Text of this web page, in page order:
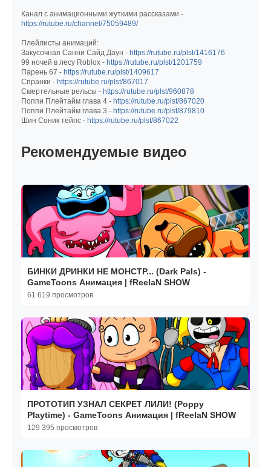
Канал с анимационными жуткими рассказами -
https://rutube.ru/channel/75059489/
Плейлисты анимаций:
Закусочная Санни Сайд Даун - https://rutube.ru/plst/1416176
99 ночей в лесу Roblox - https://rutube.ru/plst/1201759
Парень 67 - https://rutube.ru/plst/1409617
Спранки - https://rutube.ru/plst/867017
Смертельные рельсы - https://rutube.ru/plst/960878
Поппи Плейтайм глава 4 - https://rutube.ru/plst/867020
Поппи Плейтайм глава 3 - https://rutube.ru/plst/879810
Шин Соник тейпс - https://rutube.ru/plst/867022
Рекомендуемые видео
БИНКИ ДРИНКИ НЕ МОНСТР... (Dark Pals) -
GameToons Анимация | fReelaN SHOW
61 619 просмотров
ПРОТОТИП УЗНАЛ СЕКРЕТ ЛИЛИ! (Poppy
Playtime) - GameToons Анимация | fReelaN SHOW
129 395 просмотров